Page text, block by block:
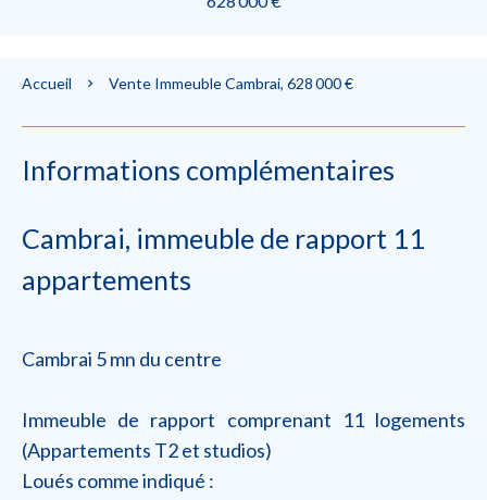
Accueil Vente Immeuble Cambrai, 628 000 €
Informations complémentaires
Cambrai, immeuble de rapport 11
appartements
Cambrai 5 mn du centre
Immeuble de rapport comprenant 11 logements
(Appartements T2 et studios)
Loués comme indiqué :